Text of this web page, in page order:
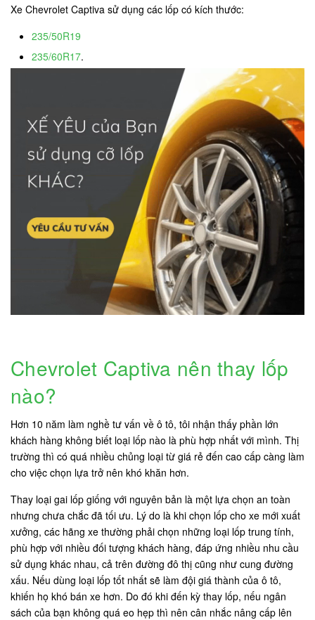
Xe Chevrolet Captiva sử dụng các lốp có kích thước:
235/50R19
235/60R17.
Chevrolet Captiva nên thay lốp
nào?
Hơn 10 năm làm nghề tư vấn về ô tô, tôi nhận thấy phần lớn
khách hàng không biết loại lốp nào là phù hợp nhất với mình. Thị
trường thì có quá nhiều chủng loại từ giá rẻ đến cao cấp càng làm
cho việc chọn lựa trở nên khó khăn hơn.
Thay loại gai lốp giống với nguyên bản là một lựa chọn an toàn
nhưng chưa chắc đã tối ưu. Lý do là khi chọn lốp cho xe mới xuất
xưởng, các hãng xe thường phải chọn những loại lốp trung tính,
phù hợp với nhiều đối tượng khách hàng, đáp ứng nhiều nhu cầu
sử dụng khác nhau, cả trên đường đô thị cũng như cung đường
xấu. Nếu dùng loại lốp tốt nhất sẽ làm đội giá thành của ô tô,
khiến họ khó bán xe hơn. Do đó khi đến kỳ thay lốp, nếu ngân
sách của bạn không quá eo hẹp thì nên cân nhắc nâng cấp lên